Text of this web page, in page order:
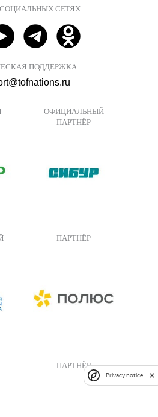
СОЦИАЛЬНЫХ СЕТЯХ
ПОДДЕРЖКА
ОФИЦИАЛЬНЫЙ
ПАРТНЁР
ПАРТНЁР
ПАРТНЁР
Privacy notice